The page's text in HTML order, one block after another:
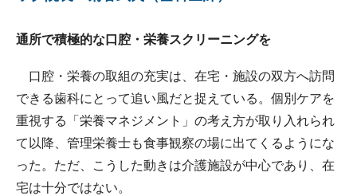
通所で積極的な口腔・栄養スクリーニングを
口腔・栄養の取組の充実は、在宅・施設の双方へ訪問
できる歯科にとって追い風だと捉えている。個別ケアを
重視する「栄養マネジメント」の考え方が取り入れられ
て以降、管理栄養士も食事観察の場に出てくるようにな
った。ただ、こうした動きは介護施設が中心であり、在
宅は十分ではない。